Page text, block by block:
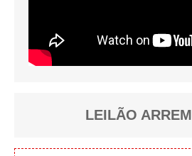
LEILÃO